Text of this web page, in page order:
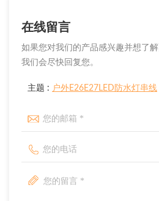
在线留言
如果您对我们的产品感兴趣并想了
我们会尽快回复您。
主题 : 户外E26E27LED防水灯串线